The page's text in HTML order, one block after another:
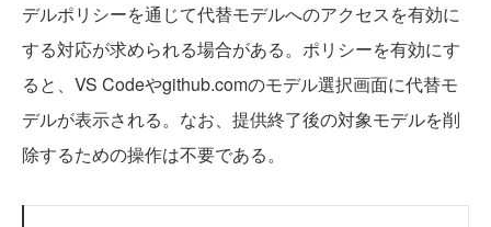
デルポリシーを通じて代替モデルへのアクセスを有効に
する対応が求められる場合がある。ポリシーを有効にす
ると、VS Codeやgithub.comのモデル選択画面に代替モ
デルが表示される。なお、提供終了後の対象モデルを削
除するための操作は不要である。